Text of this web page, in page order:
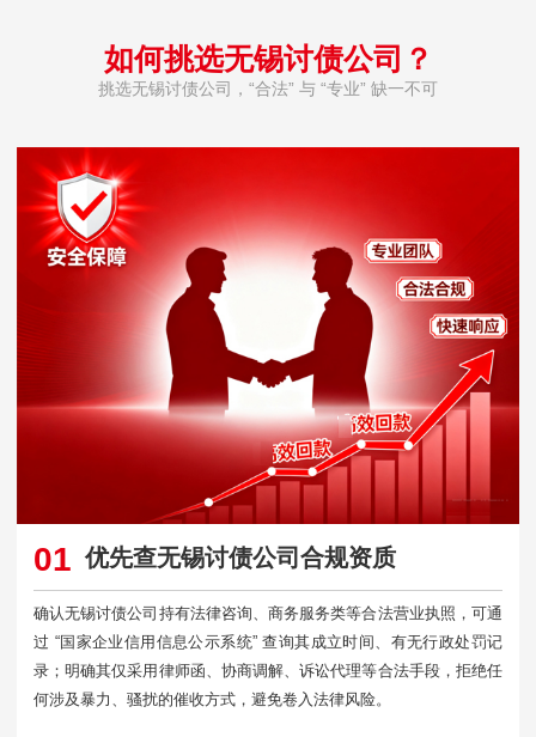
如何挑选无锡讨债公司？
挑选无锡讨债公司，“合法” 与 “专业” 缺一不可
01 优先查无锡讨债公司合规资质
确认无锡讨债公司持有法律咨询、商务服务类等合法营业执照，可通
过 “国家企业信用信息公示系统” 查询其成立时间、有无行政处罚记
录；明确其仅采用律师函、协商调解、诉讼代理等合法手段，拒绝任
何涉及暴力、骚扰的催收方式，避免卷入法律风险。​